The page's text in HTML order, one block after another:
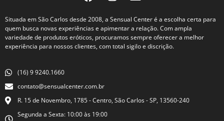
Situada em São Carlos desde 2008, a Sensual Center é a escolha certa para
quem busca novas experiências e apimentar a relação. Com ampla
variedade de produtos eróticos, procuramos sempre oferecer a melhor
experiência para nossos clientes, com total sigilo e discrição.
(16) 9 9240.1660
contato@sensualcenter.com.br
R. 15 de Novembro, 1785 - Centro, São Carlos - SP, 13560-240
Segunda a Sexta: 10:00 às 19:00